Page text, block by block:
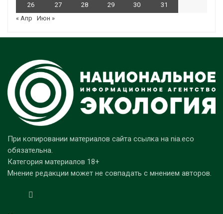
26 27 28 29 30
31
« Апр
Июн »
При копировании материалов сайта ссылка на nia.eco
обязательна.
Категория материалов 18+
Мнение редакции может не совпадать с мнением авторов.